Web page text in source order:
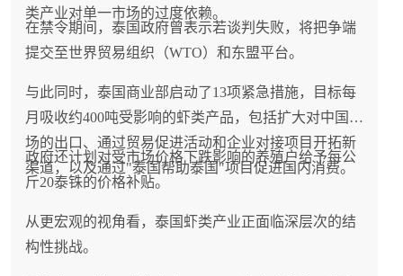
类产业对单一市场的过度依赖。
在禁令期间，泰国政府曾表示若谈判失败，将把争端
提交至世界贸易组织（WTO）和东盟平台。
与此同时，泰国商业部启动了13项紧急措施，目标每
月吸收约400吨受影响的虾类产品，包括扩大对中国市
场的出口、通过贸易促进活动和企业对接项目开拓新
渠道，以及通过"泰国帮助泰国"项目促进国内消费。
政府还计划对受市场价格下跌影响的养殖户给予每公
斤20泰铢的价格补贴。
从更宏观的视角看，泰国虾类产业正面临深层次的结
构性挑战。